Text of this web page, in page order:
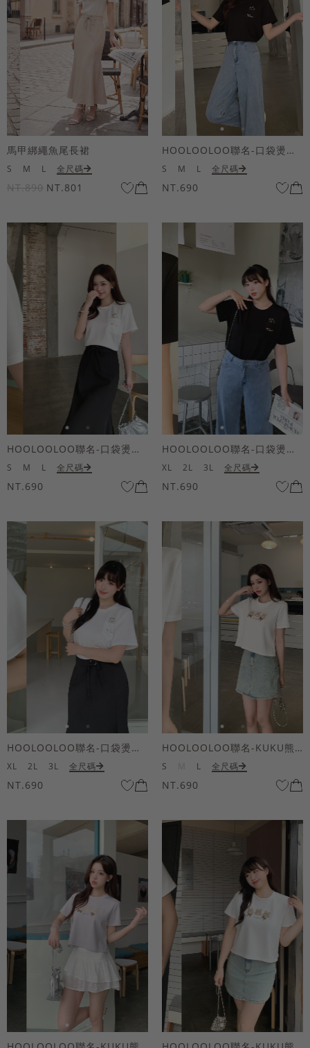
馬甲綁繩魚尾長裙
S M L 全尺碼
NT.890 NT.801
HOOLOOLOO聯名-口袋燙金KUKU熊短袖上衣
S M L 全尺碼
NT.690
HOOLOOLOO聯名-口袋燙金KUKU熊短袖上衣
S M L 全尺碼
NT.690
HOOLOOLOO聯名-口袋燙金KUKU熊短袖上衣
XL 2L 3L 全尺碼
NT.690
HOOLOOLOO聯名-口袋燙金KUKU熊短袖上衣
XL 2L 3L 全尺碼
NT.690
HOOLOOLOO聯名-KUKU熊蝴蝶結短袖上衣
S L 全尺碼
NT.690